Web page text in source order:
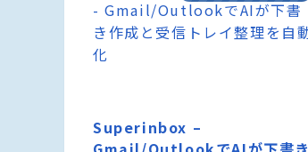
Superinbox –